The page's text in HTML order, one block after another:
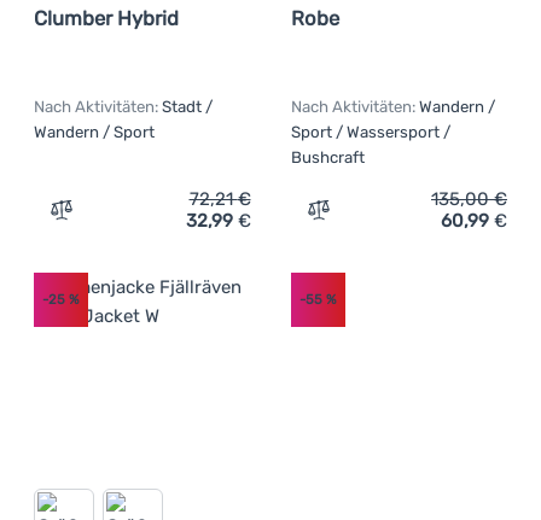
Clumber Hybrid
Nach Aktivitäten: Stadt /
Wandern / Sport
Zum Vergleich 'Damenjacke Regatta Women’s Clumber
72,21€
32,99 €
Robe
Nach Aktivitäten: Wandern /
Sport / Wassersport /
Bushcraft
Zum Vergleich
135,00€
60,99 €
-25 % -55%